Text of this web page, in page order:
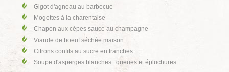
Gigot d'agneau au barbecue
Mogettes à la charentaise
Chapon aux cèpes sauce au champagne
Viande de boeuf séchée maison
Citrons confits au sucre en tranches
Soupe d'asperges blanches : queues et épluchures